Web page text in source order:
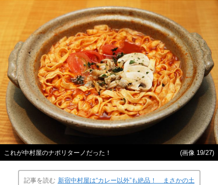
これが中村屋のナポリターノだった！ (画像 19/27)
記事を読む 新宿中村屋は“カレー以外”も絶品！ まさかの土